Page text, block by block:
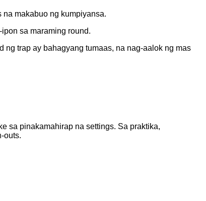
makabuo ng kumpiyansa.
sa maraming round.
trap ay bahagyang tumaas, na nag-aalok ng mas
sa pinakamahirap na settings. Sa praktika,